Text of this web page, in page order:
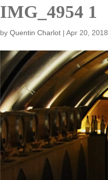
IMG_4954 1
byQuentin Charlot |Apr 20, 2018